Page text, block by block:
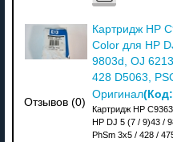
Отзывов (0)
Картридж HP
Color для HP
9803d, OJ
428 D5063,
Оригинал(Код:
Картридж HP
HP DJ 5 (7 / 9)43 /
PhSm 3x5 / 428 /